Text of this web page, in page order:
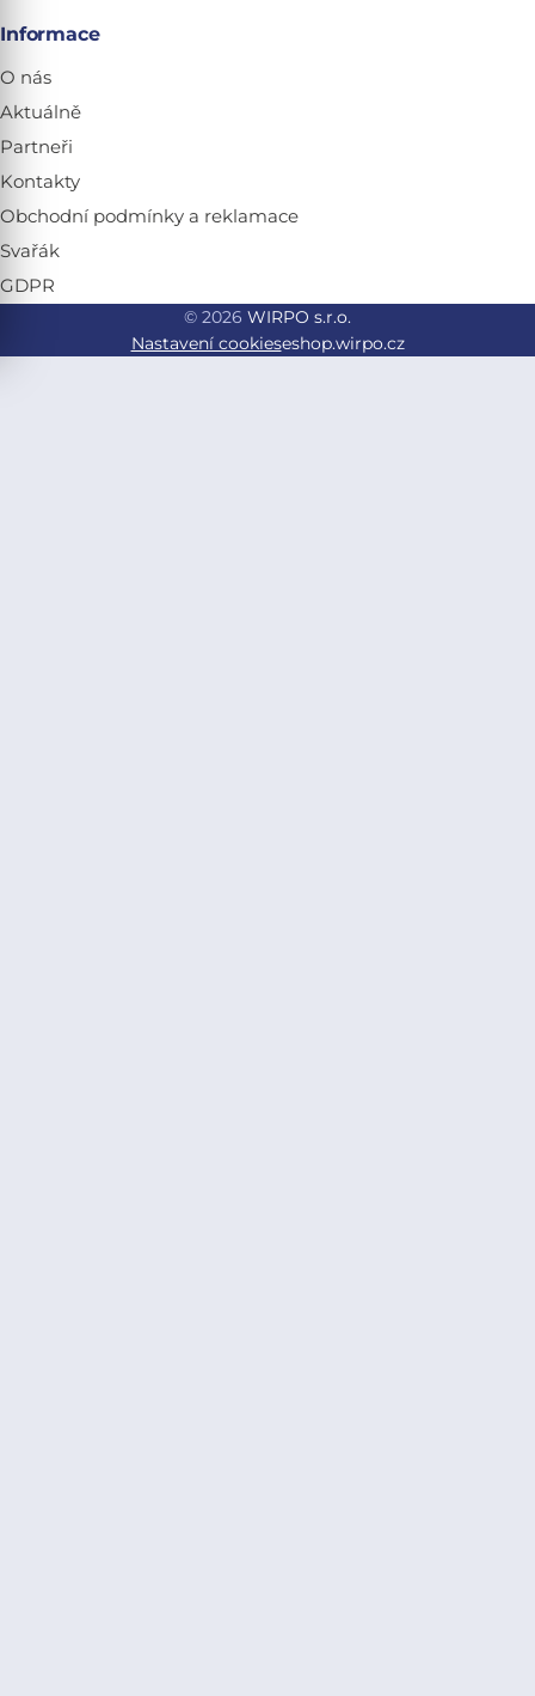
Informace
O nás
Aktuálně
Partneři
Kontakty
Obchodní podmínky a reklamace
Svařák
GDPR
© 2026 WIRPO s.r.o.
Nastavení cookieseshop.wirpo.cz